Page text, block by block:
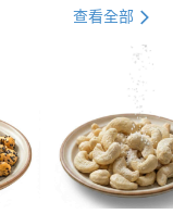
行
行
業銀行
業銀行
查看全部